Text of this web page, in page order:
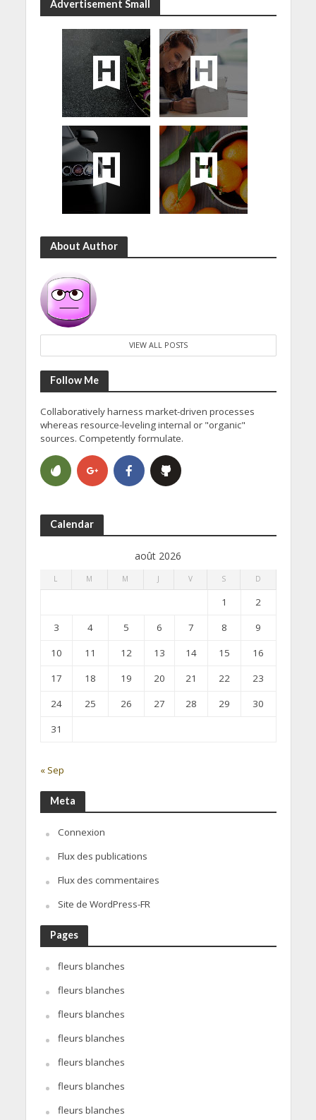
Advertisement Small
About Author
VIEW ALL POSTS
Follow Me
Collaboratively harness market-driven processes
whereas resource-leveling internal or "organic"
sources. Competently formulate.
Calendar
août 2026
L M M J V S D
1
2
3
4 5 6 7 8
9
10
11 12 13 14 15
16
17
18 19 20 21 22
23
24
25 26 27 28 29
30
31
« Sep
Meta
Connexion
Flux des publications
Flux des commentaires
Site de WordPress-FR
Pages
fleurs blanches
fleurs blanches
fleurs blanches
fleurs blanches
fleurs blanches
fleurs blanches
fleurs blanches